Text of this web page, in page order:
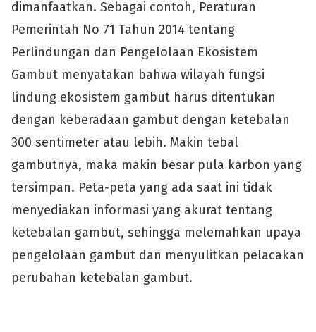
dimanfaatkan. Sebagai contoh, Peraturan
Pemerintah No 71 Tahun 2014 tentang
Perlindungan dan Pengelolaan Ekosistem
Gambut menyatakan bahwa wilayah fungsi
lindung ekosistem gambut harus ditentukan
dengan keberadaan gambut dengan ketebalan
300 sentimeter atau lebih. Makin tebal
gambutnya, maka makin besar pula karbon yang
tersimpan. Peta-peta yang ada saat ini tidak
menyediakan informasi yang akurat tentang
ketebalan gambut, sehingga melemahkan upaya
pengelolaan gambut dan menyulitkan pelacakan
perubahan ketebalan gambut.